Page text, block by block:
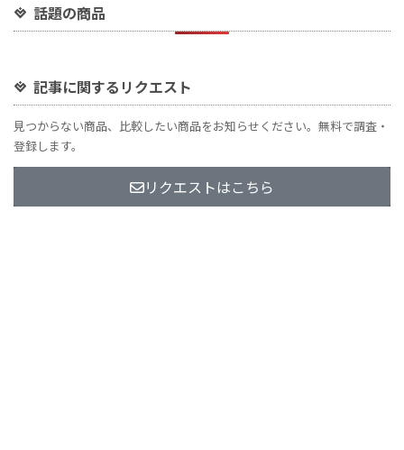
話題の商品
記事に関するリクエスト
見つからない商品、比較したい商品をお知らせください。無料で調査・
登録します。
リクエストはこちら